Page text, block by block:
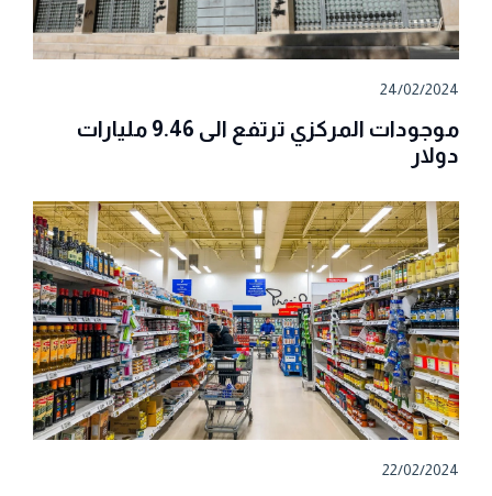
24/02/2024
موجودات المركزي ترتفع الى 9.46 مليارات
دولار
22/02/2024